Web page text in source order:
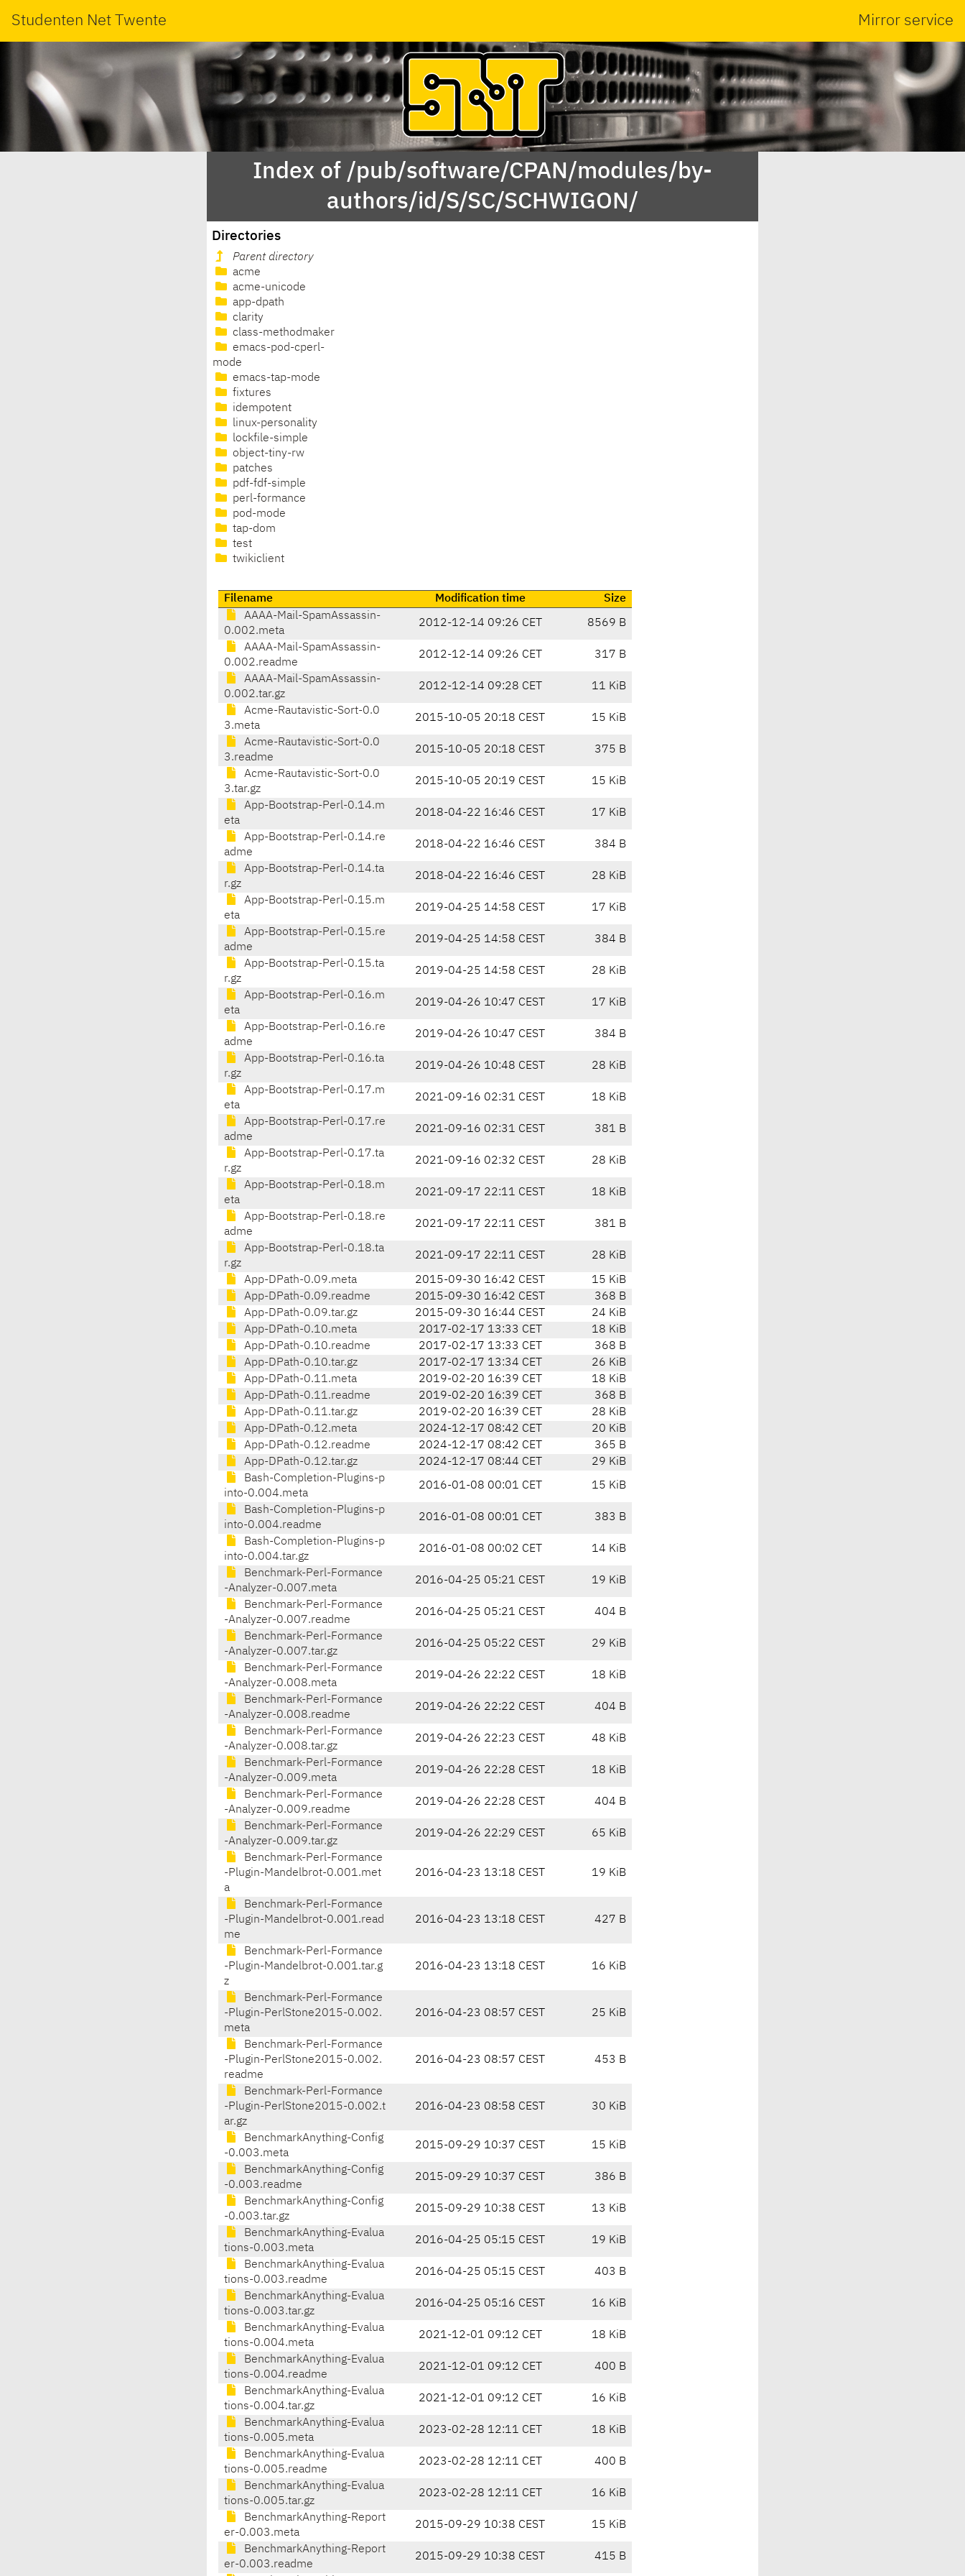
Studenten Net Twente Mirror service
Index of /pub/software/CPAN/modules/by-
authors/id/S/SC/SCHWIGON/
Directories
Parent directory
acme
acme-unicode
app-dpath
clarity
class-methodmaker
emacs-pod-cperl-
mode
emacs-tap-mode
fixtures
idempotent
linux-personality
lockfile-simple
object-tiny-rw
patches
pdf-fdf-simple
perl-formance
pod-mode
tap-dom
test
twikiclient
Filename Modification time
Size
AAAA-Mail-SpamAssassin-
0.002.meta
2012-12-14 09:26 CET 8569 B
AAAA-Mail-SpamAssassin-
0.002.readme
2012-12-14 09:26 CET 317 B
AAAA-Mail-SpamAssassin-
0.002.tar.gz
2012-12-14 09:28 CET 11 KiB
Acme-Rautavistic-Sort-0.0
3.meta
2015-10-05 20:18 CEST 15 KiB
Acme-Rautavistic-Sort-0.0
3.readme
2015-10-05 20:18 CEST 375 B
Acme-Rautavistic-Sort-0.0
3.tar.gz
2015-10-05 20:19 CEST 15 KiB
App-Bootstrap-Perl-0.14.m
eta
2018-04-22 16:46 CEST 17 KiB
App-Bootstrap-Perl-0.14.re
adme
2018-04-22 16:46 CEST 384 B
App-Bootstrap-Perl-0.14.ta
r.gz
2018-04-22 16:46 CEST 28 KiB
App-Bootstrap-Perl-0.15.m
eta
2019-04-25 14:58 CEST 17 KiB
App-Bootstrap-Perl-0.15.re
adme
2019-04-25 14:58 CEST 384 B
App-Bootstrap-Perl-0.15.ta
r.gz
2019-04-25 14:58 CEST 28 KiB
App-Bootstrap-Perl-0.16.m
eta
2019-04-26 10:47 CEST 17 KiB
App-Bootstrap-Perl-0.16.re
adme
2019-04-26 10:47 CEST 384 B
App-Bootstrap-Perl-0.16.ta
r.gz
2019-04-26 10:48 CEST 28 KiB
App-Bootstrap-Perl-0.17.m
eta
2021-09-16 02:31 CEST 18 KiB
App-Bootstrap-Perl-0.17.re
adme
2021-09-16 02:31 CEST 381 B
App-Bootstrap-Perl-0.17.ta
r.gz
2021-09-16 02:32 CEST 28 KiB
App-Bootstrap-Perl-0.18.m
eta
2021-09-17 22:11 CEST 18 KiB
App-Bootstrap-Perl-0.18.re
adme
2021-09-17 22:11 CEST 381 B
App-Bootstrap-Perl-0.18.ta
r.gz
2021-09-17 22:11 CEST 28 KiB
App-DPath-0.09.meta 2015-09-30 16:42 CEST
15 KiB
App-DPath-0.09.readme
2015-09-30 16:42 CEST
368 B
App-DPath-0.09.tar.gz
2015-09-30 16:44 CEST
24 KiB
App-DPath-0.10.meta
2017-02-17 13:33 CET
18 KiB
App-DPath-0.10.readme
2017-02-17 13:33 CET
368 B
App-DPath-0.10.tar.gz
2017-02-17 13:34 CET
26 KiB
App-DPath-0.11.meta
2019-02-20 16:39 CET
18 KiB
App-DPath-0.11.readme
2019-02-20 16:39 CET
368 B
App-DPath-0.11.tar.gz
2019-02-20 16:39 CET
28 KiB
App-DPath-0.12.meta
2024-12-17 08:42 CET
20 KiB
App-DPath-0.12.readme
2024-12-17 08:42 CET
365 B
App-DPath-0.12.tar.gz
2024-12-17 08:44 CET
29 KiB
Bash-Completion-Plugins-p
into-0.004.meta
2016-01-08 00:01 CET 15 KiB
Bash-Completion-Plugins-p
into-0.004.readme
2016-01-08 00:01 CET 383 B
Bash-Completion-Plugins-p
into-0.004.tar.gz
2016-01-08 00:02 CET 14 KiB
Benchmark-Perl-Formance
-Analyzer-0.007.meta
2016-04-25 05:21 CEST 19 KiB
Benchmark-Perl-Formance
-Analyzer-0.007.readme
2016-04-25 05:21 CEST 404 B
Benchmark-Perl-Formance
-Analyzer-0.007.tar.gz
2016-04-25 05:22 CEST 29 KiB
Benchmark-Perl-Formance
-Analyzer-0.008.meta
2019-04-26 22:22 CEST 18 KiB
Benchmark-Perl-Formance
-Analyzer-0.008.readme
2019-04-26 22:22 CEST 404 B
Benchmark-Perl-Formance
-Analyzer-0.008.tar.gz
2019-04-26 22:23 CEST 48 KiB
Benchmark-Perl-Formance
-Analyzer-0.009.meta
2019-04-26 22:28 CEST 18 KiB
Benchmark-Perl-Formance
-Analyzer-0.009.readme
2019-04-26 22:28 CEST 404 B
Benchmark-Perl-Formance
-Analyzer-0.009.tar.gz
2019-04-26 22:29 CEST 65 KiB
Benchmark-Perl-Formance
-Plugin-Mandelbrot-0.001.met
a
2016-04-23 13:18 CEST 19 KiB
Benchmark-Perl-Formance
-Plugin-Mandelbrot-0.001.read
me
2016-04-23 13:18 CEST 427 B
Benchmark-Perl-Formance
-Plugin-Mandelbrot-0.001.tar.g
z
2016-04-23 13:18 CEST 16 KiB
Benchmark-Perl-Formance
-Plugin-PerlStone2015-0.002.
meta
2016-04-23 08:57 CEST 25 KiB
Benchmark-Perl-Formance
-Plugin-PerlStone2015-0.002.
readme
2016-04-23 08:57 CEST 453 B
Benchmark-Perl-Formance
-Plugin-PerlStone2015-0.002.t
ar.gz
2016-04-23 08:58 CEST 30 KiB
BenchmarkAnything-Config
-0.003.meta
2015-09-29 10:37 CEST 15 KiB
BenchmarkAnything-Config
-0.003.readme
2015-09-29 10:37 CEST 386 B
BenchmarkAnything-Config
-0.003.tar.gz
2015-09-29 10:38 CEST 13 KiB
BenchmarkAnything-Evalua
tions-0.003.meta
2016-04-25 05:15 CEST 19 KiB
BenchmarkAnything-Evalua
tions-0.003.readme
2016-04-25 05:15 CEST 403 B
BenchmarkAnything-Evalua
tions-0.003.tar.gz
2016-04-25 05:16 CEST 16 KiB
BenchmarkAnything-Evalua
tions-0.004.meta
2021-12-01 09:12 CET 18 KiB
BenchmarkAnything-Evalua
tions-0.004.readme
2021-12-01 09:12 CET 400 B
BenchmarkAnything-Evalua
tions-0.004.tar.gz
2021-12-01 09:12 CET 16 KiB
BenchmarkAnything-Evalua
tions-0.005.meta
2023-02-28 12:11 CET 18 KiB
BenchmarkAnything-Evalua
tions-0.005.readme
2023-02-28 12:11 CET 400 B
BenchmarkAnything-Evalua
tions-0.005.tar.gz
2023-02-28 12:11 CET 16 KiB
BenchmarkAnything-Report
er-0.003.meta
2015-09-29 10:38 CEST 15 KiB
BenchmarkAnything-Report
er-0.003.readme
2015-09-29 10:38 CEST 415 B